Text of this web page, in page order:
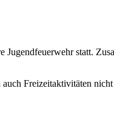
Jugendfeuerwehr statt.
Freizeitaktivitäten